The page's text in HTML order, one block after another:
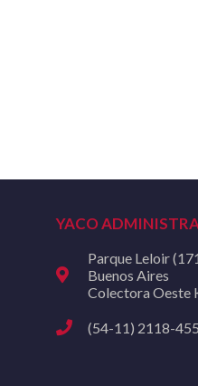
YACO
Parque Leloir
Buenos Aires
Colectora Oeste
(54-11) 2118-